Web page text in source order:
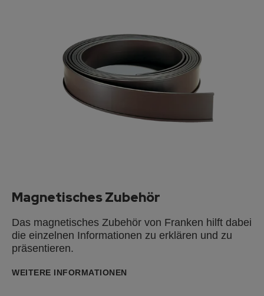
Magnetisches Zubehör
Das magnetisches Zubehör von Franken hilft dabei
die einzelnen Informationen zu erklären und zu
präsentieren.
WEITERE INFORMATIONEN